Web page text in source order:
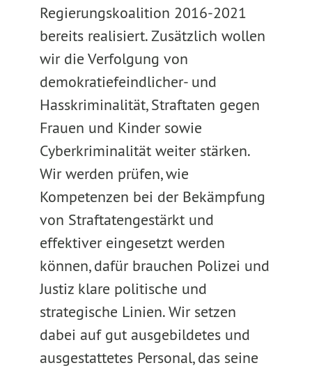
Regierungskoalition 2016-2021
bereits realisiert. Zusätzlich wollen
wir die Verfolgung von
demokratiefeindlicher- und
Hasskriminalität, Straftaten gegen
Frauen und Kinder sowie
Cyberkriminalität weiter stärken.
Wir werden prüfen, wie
Kompetenzen bei der Bekämpfung
von Straftatengestärkt und
effektiver eingesetzt werden
können, dafür brauchen Polizei und
Justiz klare politische und
strategische Linien. Wir setzen
dabei auf gut ausgebildetes und
ausgestattetes Personal, das seine